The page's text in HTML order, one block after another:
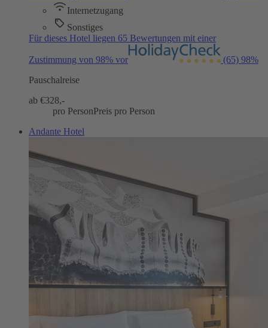
Internetzugang
Sonstiges
Für dieses Hotel liegen 65 Bewertungen mit einer
Zustimmung von 98% vor (65) 98%
Pauschalreise
ab €328,-
pro PersonPreis pro Person
Andante Hotel